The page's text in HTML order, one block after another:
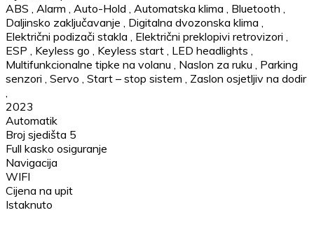
ABS , Alarm , Auto-Hold , Automatska klima , Bluetooth ,
Daljinsko zaključavanje , Digitalna dvozonska klima ,
Električni podizači stakla , Električni preklopivi retrovizori ,
ESP , Keyless go , Keyless start , LED headlights ,
Multifunkcionalne tipke na volanu , Naslon za ruku , Parking
senzori , Servo , Start – stop sistem , Zaslon osjetljiv na dodir
,
2023
Automatik
Broj sjedišta 5
Full kasko osiguranje
Navigacija
WIFI
Cijena na upit
Istaknuto